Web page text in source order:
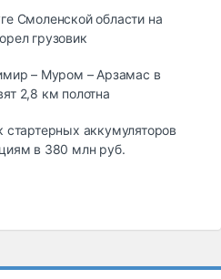
Смоленской области на
грузовик
– Муром – Арзамас в
2,8 км полотна
стартерных аккумуляторов
в 380 млн руб.